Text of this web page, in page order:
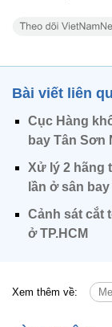
Bài viết liên
Cục Hàng
bay Tân Sơn
Xử lý 2 hãng
lần ở sân
Cảnh sát cắt
ở TP.HCM
Xem thêm về: